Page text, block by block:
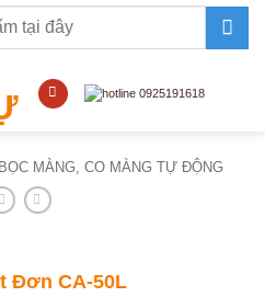
MÀNG, CO MÀNG TỰ ĐỘNG
Đơn CA-50L